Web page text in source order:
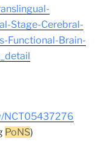
Stage-Cerebral-
Functional-Brain-
NCT05437276
PoNS)